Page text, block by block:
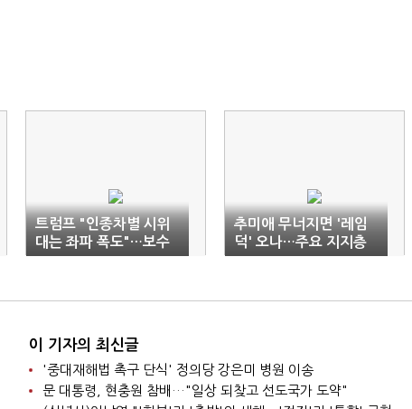
트럼프 "인종차별 시위
대는 좌파 폭도"…보수
층 결집 나서
추미애 무너지면 '레임
덕' 오나…주요 지지층
움직임 '아직'
이 기자의 최신글
'중대재해법 촉구 단식' 정의당 강은미 병원 이송
문 대통령, 현충원 참배…"일상 되찾고 선도국가 도약"